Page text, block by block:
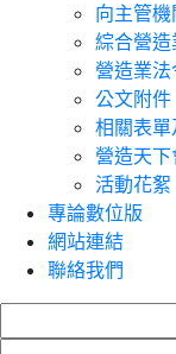
向主管
綜合營
營造業
公文附件
相關表
營造天下
活動花絮
專論數位版
網站連結
聯絡我們